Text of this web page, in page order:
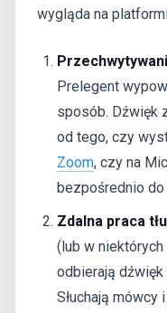
wygląda na
Prelegent
sposób. Dźwięk
od tego, czy
Zoom, czy na
bezpośrednio
Zdalna praca
(lub w
odbierają
Słuchają mówcy